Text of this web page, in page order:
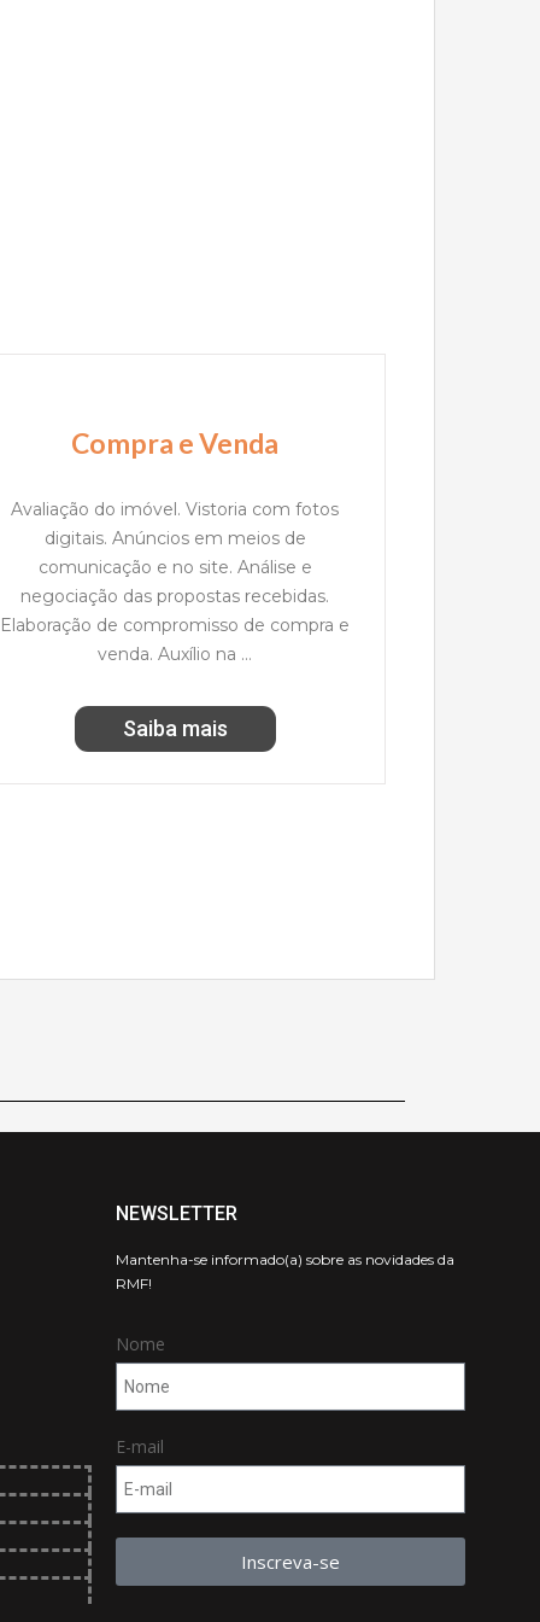
Compra e Venda
Avaliação do imóvel. Vistoria com fotos
digitais. Anúncios em meios de
comunicação e no site. Análise e
negociação das propostas recebidas.
Elaboração de compromisso de compra e
venda. Auxílio na …
Saiba mais
NEWSLETTER
Mantenha-se informado(a) sobre as novidades da
RMF!
Nome
E-mail
Inscreva-se